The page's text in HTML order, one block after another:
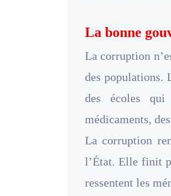
La bonne
La corruption
des populations.
des écoles qui
médicaments,
La corruption
l’État. Elle finit
ressentent les